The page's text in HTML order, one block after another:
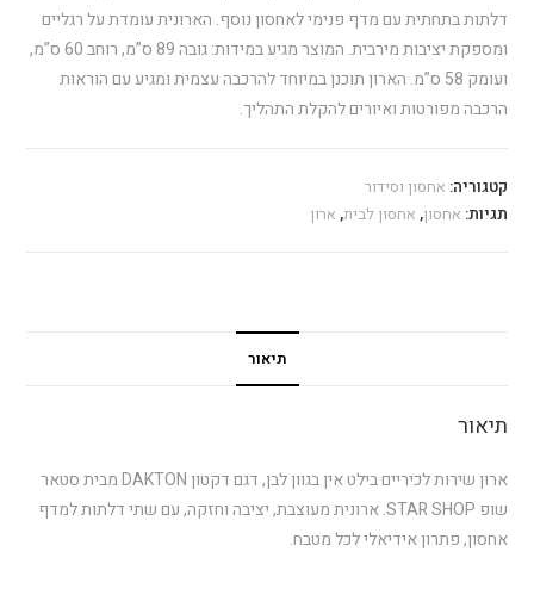
דלתות בתחתית עם מדף פנימי לאחסון נוסף. הארונית עומדת על רגליים
ומספקת יציבות מירבית. המוצר מגיע במידות: גובה 89 ס”מ, רוחב 60 ס”מ,
ועומק 58 ס”מ. הארון תוכנן במיוחד להרכבה עצמית ומגיע עם הוראות
הרכבה מפורטות ואיורים להקלת התהליך.
קטגוריה: אחסון וסידור
תגיות: אחסון, אחסון לבית, ארון
תיאור
תיאור
ארון שירות לכיריים בילט אין בגוון לבן, דגם דקטון DAKTON מבית סטאר
שופ STAR SHOP. ארונית מעוצבת, יציבה וחזקה, עם שתי דלתות למדף
אחסון, פתרון אידיאלי לכל מטבח.